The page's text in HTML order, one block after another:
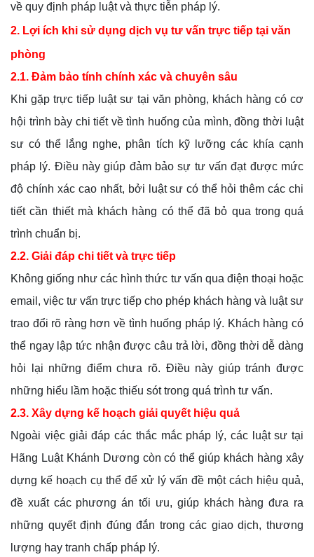
về quy định pháp luật và thực tiễn pháp lý.
2. Lợi ích khi sử dụng dịch vụ tư vấn trực tiếp tại văn
phòng
2.1. Đảm bảo tính chính xác và chuyên sâu
Khi gặp trực tiếp luật sư tại văn phòng, khách hàng có cơ
hội trình bày chi tiết về tình huống của mình, đồng thời luật
sư có thể lắng nghe, phân tích kỹ lưỡng các khía cạnh
pháp lý. Điều này giúp đảm bảo sự tư vấn đạt được mức
độ chính xác cao nhất, bởi luật sư có thể hỏi thêm các chi
tiết cần thiết mà khách hàng có thể đã bỏ qua trong quá
trình chuẩn bị.
2.2. Giải đáp chi tiết và trực tiếp
Không giống như các hình thức tư vấn qua điện thoại hoặc
email, việc tư vấn trực tiếp cho phép khách hàng và luật sư
trao đổi rõ ràng hơn về tình huống pháp lý. Khách hàng có
thể ngay lập tức nhận được câu trả lời, đồng thời dễ dàng
hỏi lại những điểm chưa rõ. Điều này giúp tránh được
những hiểu lầm hoặc thiếu sót trong quá trình tư vấn.
2.3. Xây dựng kế hoạch giải quyết hiệu quả
Ngoài việc giải đáp các thắc mắc pháp lý, các luật sư tại
Hãng Luật Khánh Dương còn có thể giúp khách hàng xây
dựng kế hoạch cụ thể để xử lý vấn đề một cách hiệu quả,
đề xuất các phương án tối ưu, giúp khách hàng đưa ra
những quyết định đúng đắn trong các giao dịch, thương
lượng hay tranh chấp pháp lý.